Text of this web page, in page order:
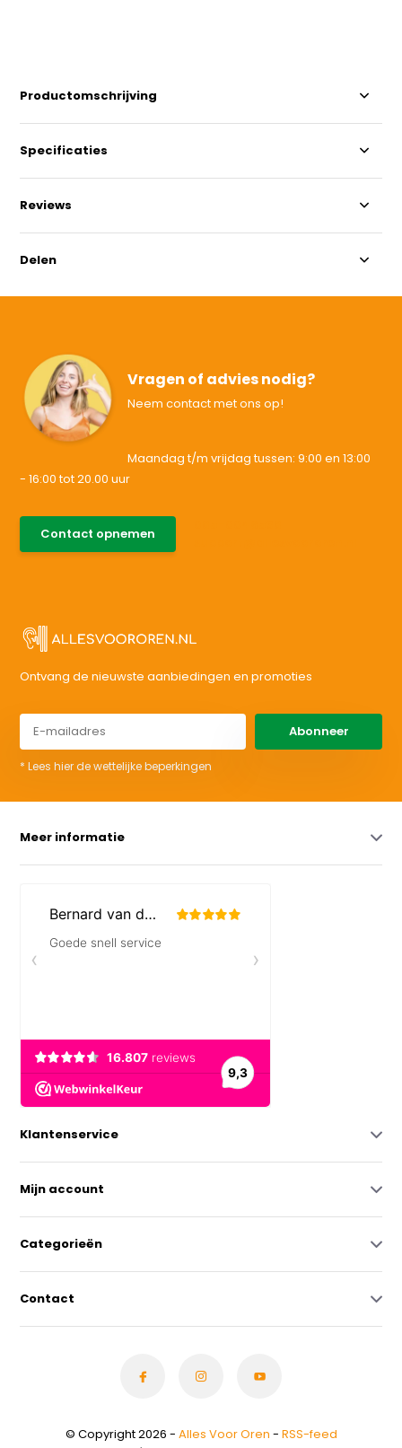
Productomschrijving
Specificaties
Reviews
Delen
Vragen of advies nodig?
Neem contact met ons op!
Maandag t/m vrijdag tussen: 9:00 en 13:00
- 16:00 tot 20.00 uur
Contact opnemen
Ontvang de nieuwste aanbiedingen en promoties
Abonneer
* Lees hier de wettelijke beperkingen
Meer informatie
Klantenservice
Mijn account
Categorieën
Contact
© Copyright 2026 - Alles Voor Oren - RSS-feed